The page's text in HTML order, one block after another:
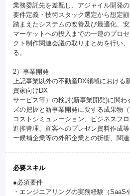
業務委託先を差配し、アジャイル開発
要件定義・技術スタック選定から想定
踏まえたシステムの改善及び最適化、
マーケットへの投入までの一連のプロ
クト制作関連会議の取りまとめを行い
る。
2）事業開発
上記事業以外の不動産DX領域における
資家向けDX
サービス等）の検討(新事業開発)に関わ
ズの把握と新事業開発に要する成果物
コストシミュレーション、ビジネスフ
進捗管理、顧客へのプレゼン資料作成
ー候補企業等の外部企業との折衝、関連
必要スキル
●必須要件
・エンジニアリングの実務経験（